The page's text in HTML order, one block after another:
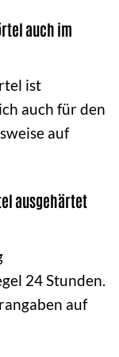
auch im
ist
auch für den
auf
ausgehärtet
24 Stunden.
auf